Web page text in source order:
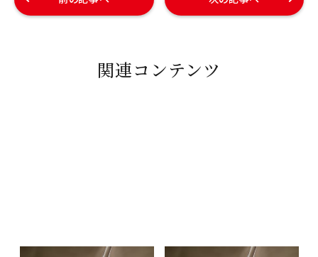
関連コンテンツ